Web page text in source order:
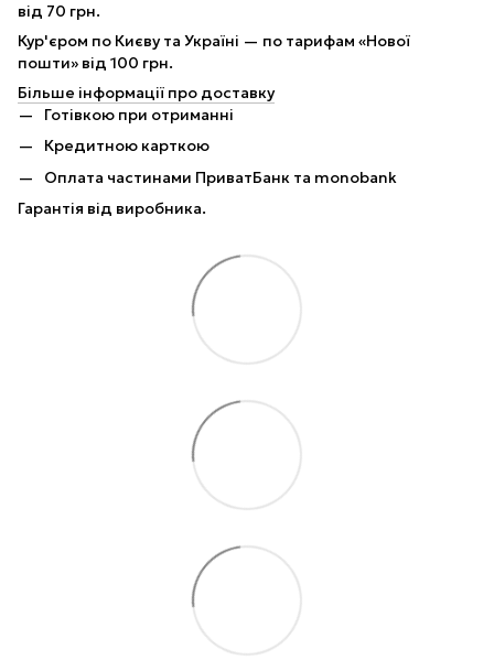
від 70 грн.
Кур'єром по Києву та Україні — по тарифам «Нової
пошти» від 100 грн.
Більше інформації про доставку
Готівкою при отриманні
Кредитною карткою
Оплата частинами ПриватБанк та monobank
Гарантія від виробника.